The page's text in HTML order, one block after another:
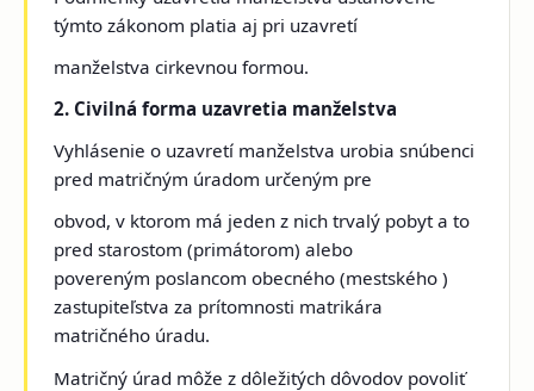
týmto zákonom platia aj pri uzavretí
manželstva cirkevnou formou.
2. Civilná forma uzavretia manželstva
Vyhlásenie o uzavretí manželstva urobia snúbenci
pred matričným úradom určeným pre
obvod, v ktorom má jeden z nich trvalý pobyt a to
pred starostom (primátorom) alebo
povereným poslancom obecného (mestského )
zastupiteľstva za prítomnosti matrikára
matričného úradu.
Matričný úrad môže z dôležitých dôvodov povoliť